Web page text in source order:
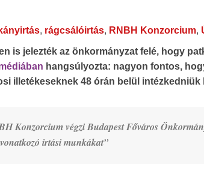
, rágcsálóirtás, RNBH Konzorcium,
is jelezték az önkormányzat felé, hogy
hangsúlyozta: nagyon fontos,
illetékeseknek 48 órán belül intézkedniük
Konzorcium végzi Budapest Főváros
irtási munkákat”